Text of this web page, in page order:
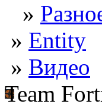
»
» Entity
» Видео
Team